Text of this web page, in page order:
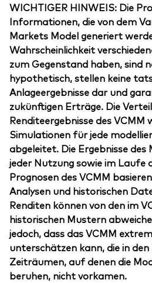
WICHTIGER HINWEIS: Die
Informationen, die von dem
Markets Model generiert
Wahrscheinlichkeit
zum Gegenstand haben, sind
hypothetisch, stellen keine
Anlageergebnisse dar und
zukünftigen Erträge. Die
Renditeergebnisse des VCMM
Simulationen für jede
abgeleitet. Die Ergebnisse des
jeder Nutzung sowie im Laufe
Prognosen des VCMM
Analysen und historischen
Renditen können von den im
historischen Mustern
jedoch, dass das VCMM
unterschätzen kann, die in
Zeiträumen, auf denen die
beruhen, nicht vorkamen.